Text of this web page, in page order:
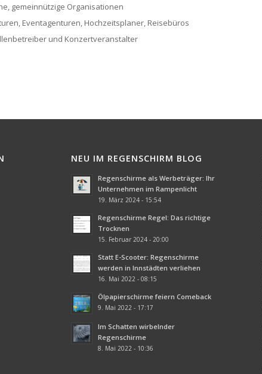
gemeinnützige Organisationen
Eventagenturen, Hochzeitsplaner, Reisebüros
und Konzertveranstalter
NEU IM REGENSCHIRM BLOG
Regenschirme als Werbeträger: Ihr
Unternehmen im Rampenlicht
19. März 2024 - 15:54
Regenschirme Regel: Das richtige
Trocknen
15. Februar 2024 - 20:00
Statt E-Scooter: Regenschirme
werden in Innstädten verliehen
16. Mai 2022 - 08:15
Ölpapierschirme feiern Comeback
9. Mai 2022 - 17:17
Im Schatten wirbelnder
Regenschirme
8. Mai 2022 - 10:36